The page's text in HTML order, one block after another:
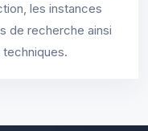
les instances
de recherche ainsi